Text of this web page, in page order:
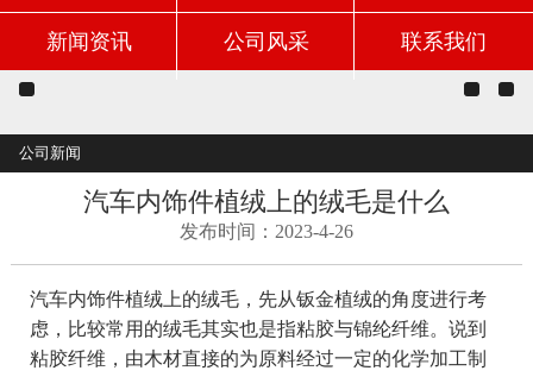
新闻资讯 公司风采 联系我们
公司新闻
汽车内饰件植绒上的绒毛是什么
发布时间：2023-4-26
汽车内饰件植绒上的绒毛，先从钣金植绒的角度进行考
虑，比较常用的绒毛其实也是指粘胶与锦纶纤维。说到
粘胶纤维，由木材直接的为原料经过一定的化学加工制